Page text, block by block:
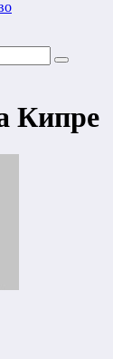
Кипре